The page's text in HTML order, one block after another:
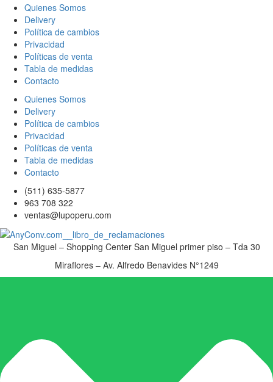
Quienes Somos
Delivery
Política de cambios
Privacidad
Políticas de venta
Tabla de medidas
Contacto
Quienes Somos
Delivery
Política de cambios
Privacidad
Políticas de venta
Tabla de medidas
Contacto
(511) 635-5877
963 708 322
ventas@lupoperu.com
San Miguel – Shopping Center San Miguel primer piso – Tda 30
Miraflores – Av. Alfredo Benavides N°1249